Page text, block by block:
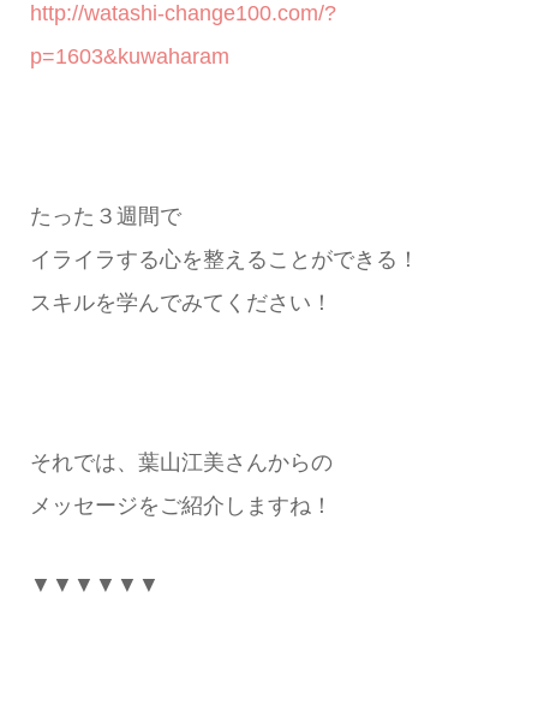
http://watashi-change100.com/?
p=1603&kuwaharam
たった３週間で
イライラする心を整えることができる！
スキルを学んでみてください！
それでは、葉山江美さんからの
メッセージをご紹介しますね！
▼▼▼▼▼▼